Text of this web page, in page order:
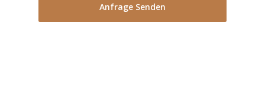
Anfrage Senden